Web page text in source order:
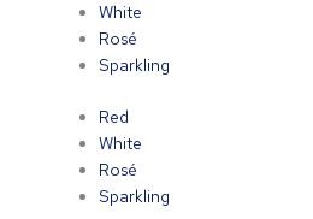
White
Rosé
Sparkling
Red
White
Rosé
Sparkling